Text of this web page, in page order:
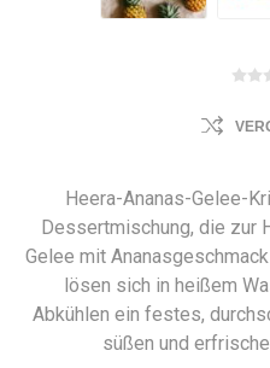
Heera-Ananas-Gelee-
Dessertmischung, die zur
Gelee mit
lösen sich in heißem
Abkühlen ein festes,
süßen und